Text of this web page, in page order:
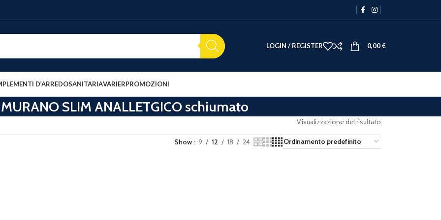
LOGIN / REGISTER 0,00€
D’ARREDOSANITARIAVARIERPROMOZIONI
SLIM ANALLETGICO schiumato
Visualizzazione del risultato
Show 9 12 18 24